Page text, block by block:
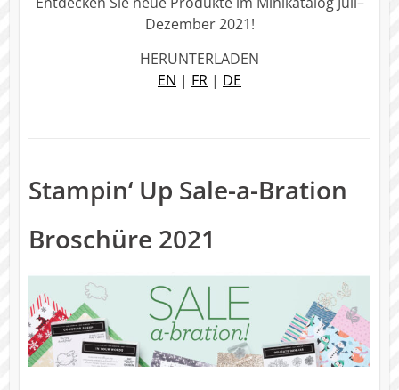
Dezember 2021!
HERUNTERLADEN
EN | FR | DE
Stampin‘ Up Sale-a-Bration
Broschüre 2021